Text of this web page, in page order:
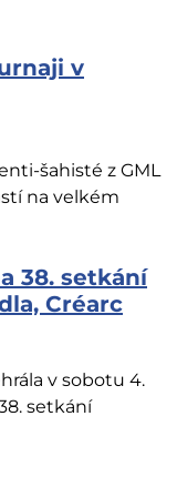
v
šahisté z GML
na velkém
38. setkání
Créarc
v sobotu 4.
setkání